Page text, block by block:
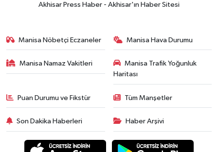
Çanakkale'nin tarihini yerinde
yaşadı
Yerel Haber
19:00Kadın ve Çocuk Giyimde Yeni
Dönem: Minik Terzi’den Anne-
Akhisar Press Haber - Akhisar'ın Haber Sitesi
Manisa Nöbetçi Eczaneler Manisa Hava Durumu
Manisa Namaz Vakitleri
Manisa Trafik Yoğunluk
Haritası
Puan Durumu ve Fikstür Tüm Manşetler
Son Dakika Haberleri Haber Arşivi